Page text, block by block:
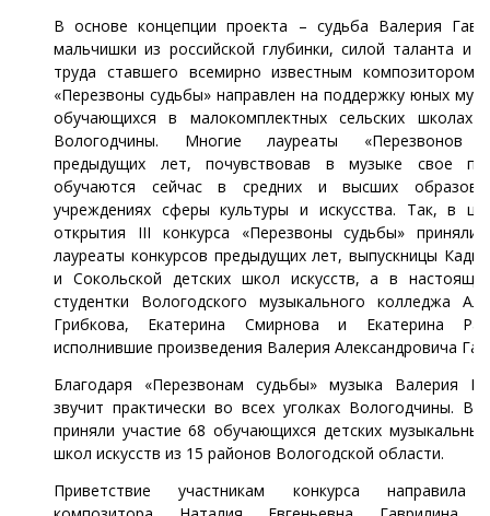
В основе концепции проекта – судьба Валерия
мальчишки из российской глубинки, силой таланта и
труда ставшего всемирно известным композитором.
«Перезвоны судьбы» направлен на поддержку юных
обучающихся в малокомплектных сельских школах
Вологодчины. Многие лауреаты «Перезвонов
предыдущих лет, почувствовав в музыке свое
обучаются сейчас в средних и высших
учреждениях сферы культуры и искусства. Так, в
открытия III конкурса «Перезвоны судьбы» приняли
лауреаты конкурсов предыдущих лет, выпускницы
и Сокольской детских школ искусств, а в
студентки Вологодского музыкального колледжа
Грибкова, Екатерина Смирнова и Екатерина
исполнившие произведения Валерия Александровича
Благодаря «Перезвонам судьбы» музыка Валерия
звучит практически во всех уголках Вологодчины. В
приняли участие 68 обучающихся детских
школ искусств из 15 районов Вологодской области.
Приветствие участникам конкурса направила